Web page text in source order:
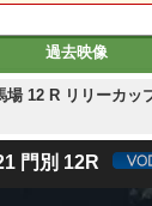
過去映像
場 12 R リリーカ
門別 12R